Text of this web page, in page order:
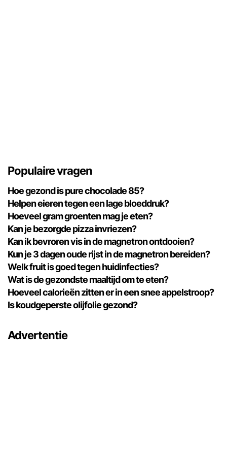
Populaire vragen
Hoe gezond is pure chocolade 85?
Helpen eieren tegen een lage bloeddruk?
Hoeveel gram groenten mag je eten?
Kan je bezorgde pizza invriezen?
Kan ik bevroren vis in de magnetron ontdooien?
Kun je 3 dagen oude rijst in de magnetron bereiden?
Welk fruit is goed tegen huidinfecties?
Wat is de gezondste maaltijd om te eten?
Hoeveel calorieën zitten er in een snee appelstroop?
Is koudgeperste olijfolie gezond?
Advertentie